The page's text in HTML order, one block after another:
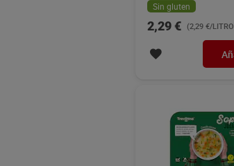
Sin gluten
2,29 € (2,29 €/